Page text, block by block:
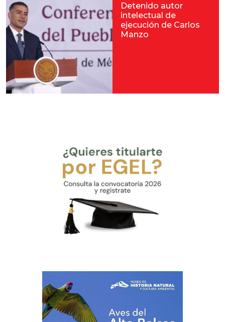
Detenido autor
intelectual de
ejecución de Carlos
Manzo